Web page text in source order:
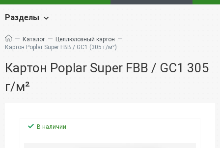
Разделы
— Каталог — Целлюлозный картон —
Картон Poplar Super FBB / GC1 (305 г/м²)
Картон Poplar Super FBB / GC1 305
г/м²
В наличии